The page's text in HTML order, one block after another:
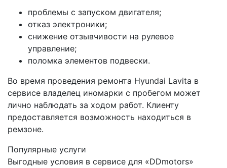
проблемы с запуском двигателя;
отказ электроники;
снижение отзывчивости на рулевое
управление;
поломка элементов подвески.
Во время проведения ремонта Hyundai Lavita в
сервисе владелец иномарки с пробегом может
лично наблюдать за ходом работ. Клиенту
предоставляется возможность находиться в
ремзоне.
Популярные услуги
Выгодные условия в сервисе для «DDmotors»